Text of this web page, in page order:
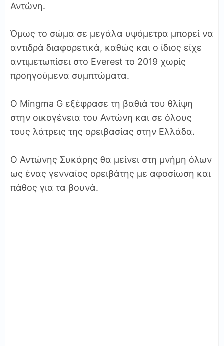
Αντώνη.
Όμως το σώμα σε μεγάλα υψόμετρα μπορεί να
αντιδρά διαφορετικά, καθώς και ο ίδιος είχε
αντιμετωπίσει στο Everest το 2019 χωρίς
προηγούμενα συμπτώματα.
Ο Mingma G εξέφρασε τη βαθιά του θλίψη
στην οικογένεια του Αντώνη και σε όλους
τους λάτρεις της ορειβασίας στην Ελλάδα.
Ο Αντώνης Συκάρης θα μείνει στη μνήμη όλων
ως ένας γενναίος ορειβάτης με αφοσίωση και
πάθος για τα βουνά.